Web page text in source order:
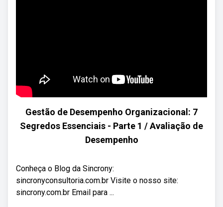
Gestão de Desempenho Organizacional: 7
Segredos Essenciais - Parte 1 / Avaliação de
Desempenho
Conheça o Blog da Sincrony:
sincronyconsultoria.com.br Visite o nosso site:
sincrony.com.br Email para ...